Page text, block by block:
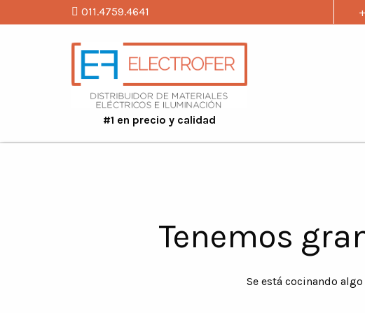
011.4759.4641
#1 en precio y calidad
Tenemos
Se está cocinando